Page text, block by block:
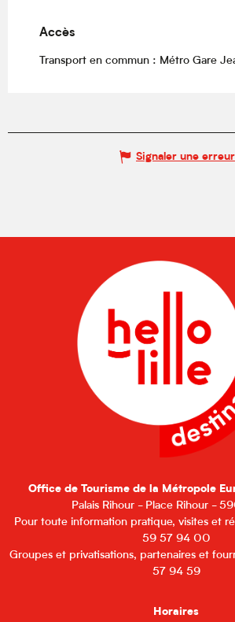
Accès
Accès
Transport en commun : Métro Gare
Signaler une erreur
Office de Tourisme de la Métropole
Palais Rihour - Place Rihour -
Pour toute information pratique, visites et
59 57 94 00
Groupes et privatisations, partenaires et
57 94 59
Horaires